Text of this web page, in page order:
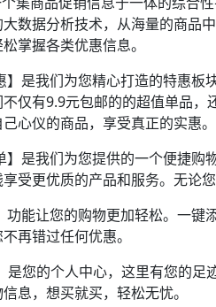
数据分析技术，从海量的商品
掌握各类优惠信息。
】是我们为您精心打造的特惠
仅有9.9元包邮的的超值单品
心仪的商品，享受真正的实惠。
】是我们为您提供的一个便捷购
受更优质的产品和服务。无论
功能让您的购物更加轻松。一
再错过任何优惠。
是您的个人中心，这里有您的
息，想买就买，轻松无忧。